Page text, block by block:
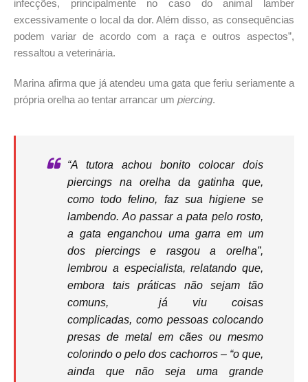
infecções, principalmente no caso do animal lamber
excessivamente o local da dor. Além disso, as consequências
podem variar de acordo com a raça e outros aspectos”,
ressaltou a veterinária.
Marina afirma que já atendeu uma gata que feriu seriamente a
própria orelha ao tentar arrancar um piercing.
“A tutora achou bonito colocar dois
piercings na orelha da gatinha que,
como todo felino, faz sua higiene se
lambendo. Ao passar a pata pelo rosto,
a gata enganchou uma garra em um
dos piercings e rasgou a orelha”,
lembrou a especialista, relatando que,
embora tais práticas não sejam tão
comuns, já viu coisas
complicadas, como pessoas colocando
presas de metal em cães ou mesmo
colorindo o pelo dos cachorros – “o que,
ainda que não seja uma grande